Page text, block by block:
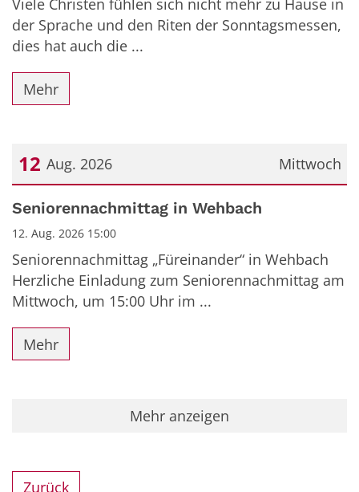
Viele Christen fühlen sich nicht mehr zu Hause in
der Sprache und den Riten der Sonntagsmessen,
dies hat auch die ...
Mehr
Mittwoch
12 Aug. 2026
Datum: 12. August 2026
Seniorennachmittag in Wehbach
12. Aug. 2026 15:00
Seniorennachmittag „Füreinander“ in Wehbach
Herzliche Einladung zum Seniorennachmittag am
Mittwoch, um 15:00 Uhr im ...
Mehr
Mehr anzeigen
Zurück